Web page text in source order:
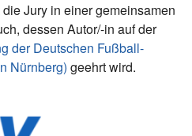
Jury in einer gemeinsamen
dessen Autor/-in auf der
der Deutschen Fußball-
Nürnberg) geehrt wird.